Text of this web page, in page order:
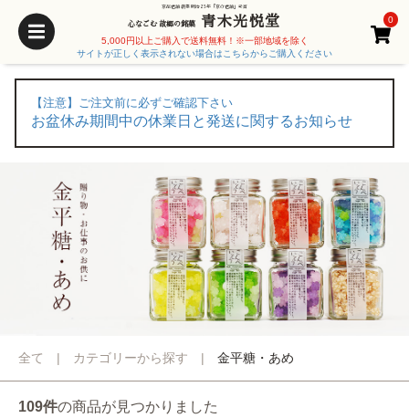
京都老舗 創業 明治25年「京の老舗」受賞
心なごむ 故郷の銘菓 青木光悦堂
5,000円以上ご購入で送料無料！※一部地域を除く
サイトが正しく表示されない場合はこちらからご購入ください
0
【注意】ご注文前に必ずご確認下さい
お盆休み期間中の休業日と発送に関するお知らせ
全て | カテゴリーから探す | 金平糖・あめ
109件の商品が見つかりました